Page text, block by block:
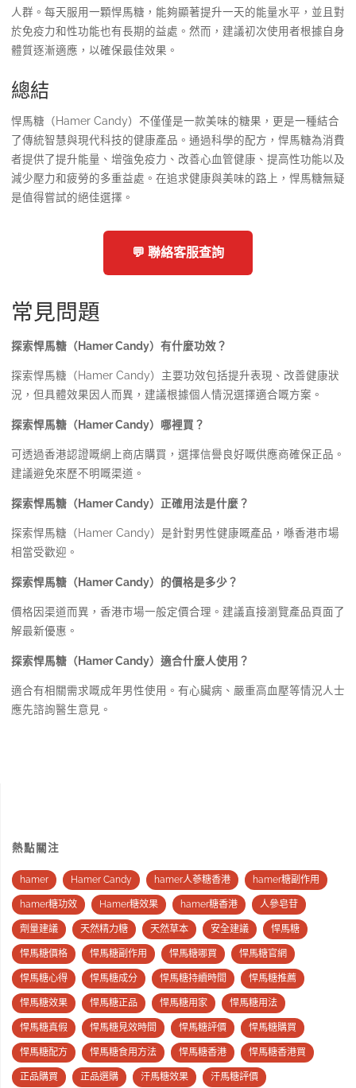
人群。每天服用一顆悍馬糖，能夠顯著提升一天的能量水平，並且對
於免疫力和性功能也有長期的益處。然而，建議初次使用者根據自身
體質逐漸適應，以確保最佳效果。
總結
悍馬糖（Hamer Candy）不僅僅是一款美味的糖果，更是一種結合
了傳統智慧與現代科技的健康產品。通過科學的配方，悍馬糖為消費
者提供了提升能量、增強免疫力、改善心血管健康、提高性功能以及
減少壓力和疲勞的多重益處。在追求健康與美味的路上，悍馬糖無疑
是值得嘗試的絕佳選擇。
💬 聯絡客服查詢
常見問題
探索悍馬糖（Hamer Candy）有什麼功效？
探索悍馬糖（Hamer Candy）主要功效包括提升表現、改善健康狀
況，但具體效果因人而異，建議根據個人情況選擇適合嘅方案。
探索悍馬糖（Hamer Candy）哪裡買？
可透過香港認證嘅網上商店購買，選擇信譽良好嘅供應商確保正品。
建議避免來歷不明嘅渠道。
探索悍馬糖（Hamer Candy）正確用法是什麼？
探索悍馬糖（Hamer Candy）是針對男性健康嘅產品，喺香港市場
相當受歡迎。
探索悍馬糖（Hamer Candy）的價格是多少？
價格因渠道而異，香港市場一般定價合理。建議直接瀏覽產品頁面了
解最新優惠。
探索悍馬糖（Hamer Candy）適合什麼人使用？
適合有相關需求嘅成年男性使用。有心臟病、嚴重高血壓等情況人士
應先諮詢醫生意見。
熱點關注
hamer Hamer Candy hamer人蔘糖香港 hamer糖副作用
hamer糖功效 Hamer糖效果 hamer糖香港 人參皂苷
劑量建議 天然精力糖 天然草本 安全建議 悍馬糖
悍馬糖價格 悍馬糖副作用 悍馬糖哪買 悍馬糖官網
悍馬糖心得 悍馬糖成分 悍馬糖持續時間 悍馬糖推薦
悍馬糖效果 悍馬糖正品 悍馬糖用家 悍馬糖用法
悍馬糖真假 悍馬糖見效時間 悍馬糖評價 悍馬糖購買
悍馬糖配方 悍馬糖食用方法 悍馬糖香港 悍馬糖香港買
正品購買 正品選購 汗馬糖效果 汗馬糖評價